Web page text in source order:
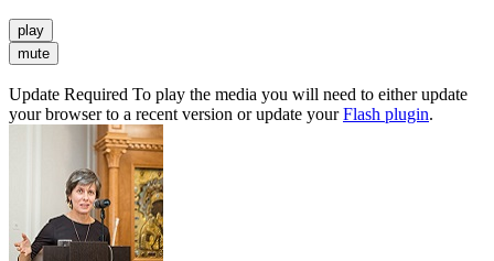
play
mute
Update Required To play the media you will need to either update
your browser to a recent version or update yourFlash plugin.